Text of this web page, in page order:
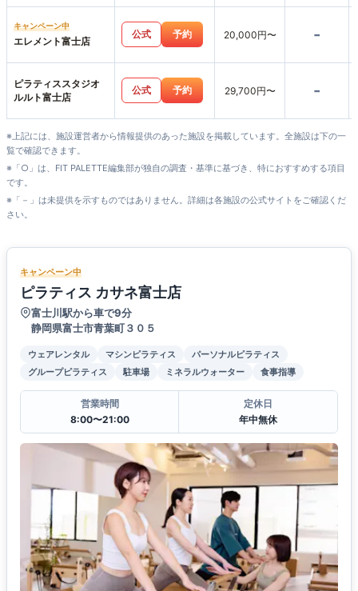
キャンペーン中
エレメント富士店
公式 予約 20,000円〜 -
ピラティススタジオ
ルルト富士店
公式 予約 29,700円〜 -
※上記には、施設運営者から情報提供のあった施設を掲載しています。全施設は下の一
覧で確認できます。
※「○」は、FIT PALETTE編集部が独自の調査・基準に基づき、特におすすめする項目
です。
※「－」は未提供を示すものではありません。詳細は各施設の公式サイトをご確認くだ
さい。
キャンペーン中
ピラティス カサネ富士店
富士川駅から車で9分
静岡県富士市青葉町３０５
ウェアレンタル マシンピラティス
パーソナルピラティス
グループピラティス
駐車場 ミネラルウォーター 食事指導
営業時間
8:00〜21:00
定休日
年中無休